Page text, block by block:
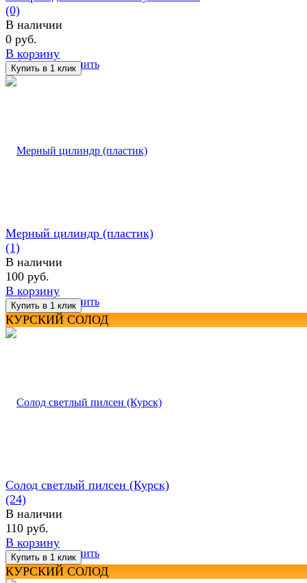
избранное сравнить
(0)
В наличии
0 руб.
В корзину
избранное сравнить
Мерный цилиндр (пластик)
(1)
В наличии
100 руб.
В корзину
КУРСКИЙ СОЛОД
избранное сравнить
Солод светлый пилсен (Курск)
(24)
В наличии
110 руб.
В корзину
КУРСКИЙ СОЛОД